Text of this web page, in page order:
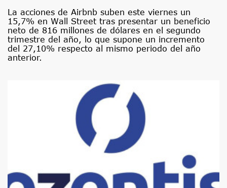
La acciones de Airbnb suben este viernes un
15,7% en Wall Street tras presentar un beneficio
neto de 816 millones de dólares en el segundo
trimestre del año, lo que supone un incremento
del 27,10% respecto al mismo periodo del año
anterior.